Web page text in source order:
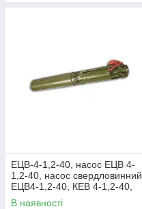
ЕЦВ-4-1,2-40, насос ЕЦВ 4-
1,2-40, насос свердловинний
ЕЦВ4-1,2-40, КЕВ 4-1,2-40,
насос ЕЦВ 4
В наявності